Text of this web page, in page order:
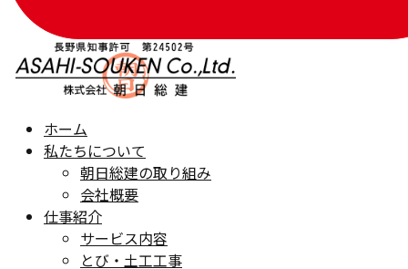
ホーム
私たちについて
朝日総建の取り組み
会社概要
仕事紹介
サービス内容
とび・土工工事